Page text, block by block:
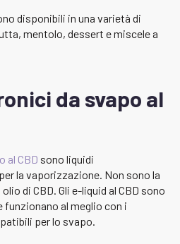
disponibili in una varietà di
mentolo, dessert e miscele a
da svapo al
al CBD sono liquidi
la vaporizzazione. Non sono la
di CBD. Gli e-liquid al CBD sono
al meglio con i
per lo svapo.